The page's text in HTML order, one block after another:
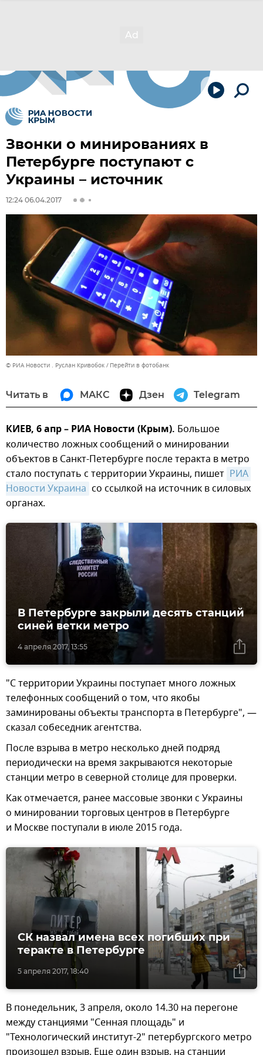
Звонки о минированиях в
Петербурге поступают с
Украины – источник
12:24 06.04.2017
© РИА Новости . Руслан Кривобок Перейти в фотобанк
Читать в МАКС Дзен Telegram
КИЕВ, 6 апр – РИА Новости (Крым). Большое
количество ложных сообщений о минировании
объектов в Санкт-Петербурге после теракта в метро
стало поступать с территории Украины, пишет РИА
Новости Украина со ссылкой на источник в силовых
органах.
4 апреля 2017, 13:55
В Петербурге закрыли десять станций
синей ветки метро
"С территории Украины поступает много ложных
телефонных сообщений о том, что якобы
заминированы объекты транспорта в Петербурге", —
сказал собеседник агентства.
После взрыва в метро несколько дней подряд
периодически на время закрываются некоторые
станции метро в северной столице для проверки.
Как отмечается, ранее массовые звонки с Украины
о минировании торговых центров в Петербурге
и Москве поступали в июле 2015 года.
5 апреля 2017, 18:40
СК назвал имена всех погибших при
теракте в Петербурге
В понедельник, 3 апреля, около 14.30 на перегоне
между станциями "Сенная площадь" и
"Технологический институт-2" петербургского метро
произошел взрыв. Еще один взрыв, на станции